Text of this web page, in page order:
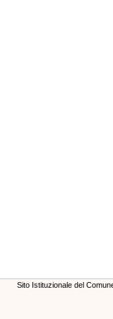
Sito Istituzionale del